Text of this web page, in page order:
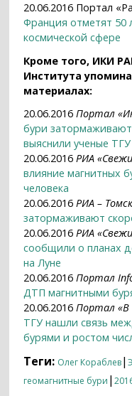
20.06.2016 Портал
Франция отметят 50
космической сфере
Кроме того, ИКИ
Института
материалах:
20.06.2016Портал
бури
выяснили ученые ТГУ
20.06.2016РИА
влияние магнитных
человека
20.06.2016РИА –
затормаживают
20.06.2016РИА
сообщили о планах
на Луне
20.06.2016Портал
ДТП магнитными
20.06.2016Портал «В
ТГУ нашли связь
бурями и ростом
Теги: Олег Кораблев|
геомагнитные бури |